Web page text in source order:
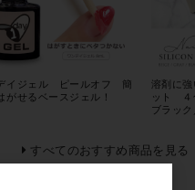
イジェル ピールオフ 簡
がせるベースジェル！
溶剤に
ット ４
ブラッ
すべてのおすすめ商品を見る